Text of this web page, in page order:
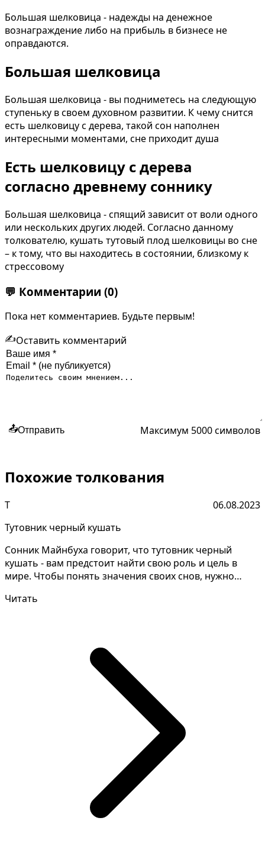
Большая шелковица - надежды на денежное
вознаграждение либо на прибыль в бизнесе не
оправдаются.
Большая шелковица
Большая шелковица - вы подниметесь на следующую
ступеньку в своем духовном развитии. К чему снится
есть шелковицу с дерева, такой сон наполнен
интересными моментами, сне приходит душа
Есть шелковицу с дерева
согласно древнему соннику
Большая шелковица - спящий зависит от воли одного
или нескольких других людей. Согласно данному
толкователю, кушать тутовый плод шелковицы во сне
– к тому, что вы находитесь в состоянии, близкому к
стрессовому
💬 Комментарии (0)
Пока нет комментариев. Будьте первым!
✍️Оставить комментарий
📤Отправить Максимум 5000 символов
Похожие толкования
Т
06.08.2023
Тутовник черный кушать
Сонник Майнбуха говорит, что тутовник черный
кушать - вам предстоит найти свою роль и цель в
мире. Чтобы понять значения своих снов, нужно
Читать